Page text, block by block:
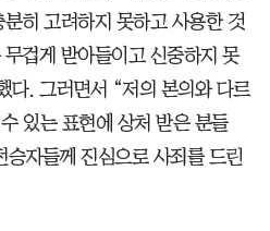
히 고려하지 못하고 사용한 것
겁게 받아들이고 신중하지 못
다. 그러면서 “저의 본의와 다르
있는 표현에 상처 받은 분들
자들께 진심으로 사죄를 드린